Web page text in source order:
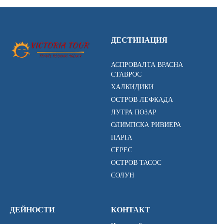
ДЕСТИНАЦИЯ
АСПРОВАЛТА ВРАСНА
СТАВРОС
ХАЛКИДИКИ
ОСТРОВ ЛЕФКАДА
ЛУТРА ПОЗАР
ОЛИМПСКА РИВИЕРА
ПАРГА
СЕРЕС
ОСТРОВ ТАСОС
СОЛУН
ДЕЙНОСТИ КОНТАКТ